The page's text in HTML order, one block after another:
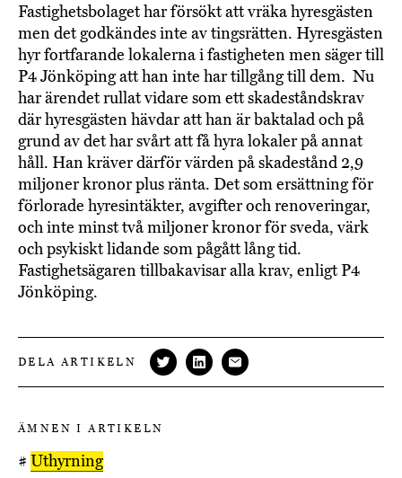
Fastighetsbolaget har försökt att vräka hyresgästen
men det godkändes inte av tingsrätten. Hyresgästen
hyr fortfarande lokalerna i fastigheten men säger till
P4 Jönköping att han inte har tillgång till dem. Nu
har ärendet rullat vidare som ett skadeståndskrav
där hyresgästen hävdar att han är baktalad och på
grund av det har svårt att få hyra lokaler på annat
håll. Han kräver därför värden på skadestånd 2,9
miljoner kronor plus ränta. Det som ersättning för
förlorade hyresintäkter, avgifter och renoveringar,
och inte minst två miljoner kronor för sveda, värk
och psykiskt lidande som pågått lång tid.
Fastighetsägaren tillbakavisar alla krav, enligt P4
Jönköping.
DELA ARTIKELN
ÄMNEN I ARTIKELN
# Uthyrning